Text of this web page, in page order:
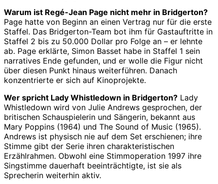
Warum ist Regé-Jean Page nicht mehr in Bridgerton?
Page hatte von Beginn an einen Vertrag nur für die erste
Staffel. Das Bridgerton-Team bot ihm für Gastauftritte in
Staffel 2 bis zu 50.000 Dollar pro Folge an – er lehnte
ab. Page erklärte, Simon Basset habe in Staffel 1 sein
narratives Ende gefunden, und er wolle die Figur nicht
über diesen Punkt hinaus weiterführen. Danach
konzentrierte er sich auf Kinoprojekte.
Wer spricht Lady Whistledown in Bridgerton? Lady
Whistledown wird von Julie Andrews gesprochen, der
britischen Schauspielerin und Sängerin, bekannt aus
Mary Poppins (1964) und The Sound of Music (1965).
Andrews ist physisch nie auf dem Set erschienen; ihre
Stimme gibt der Serie ihren charakteristischen
Erzählrahmen. Obwohl eine Stimmoperation 1997 ihre
Singstimme dauerhaft beeinträchtigte, ist sie als
Sprecherin weiterhin aktiv.